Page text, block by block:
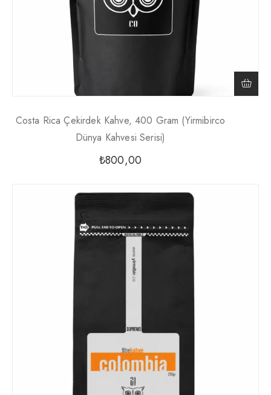
Costa Rica Çekirdek Kahve, 400 Gram (Yirmibirco
Dünya Kahvesi Serisi)
₺800,00